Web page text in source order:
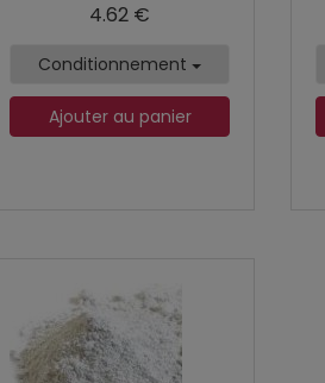
4.62 €
Conditionnement
Ajouter au panier